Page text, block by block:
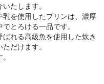
たします。
を使用したプリンは、濃厚
とろける一品です。
れる高級魚を使用した炊き
だけます。